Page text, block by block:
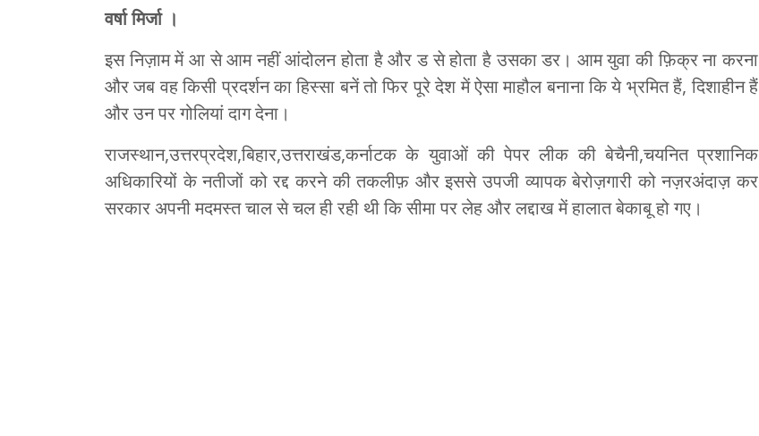
वर्षा मिर्जा ।
इस निज़ाम में आ से आम नहीं आंदोलन होता है और ड से होता है उसका डर। आम युवा की फ़िक्र ना करना
और जब वह किसी प्रदर्शन का हिस्सा बनें तो फिर पूरे देश में ऐसा माहौल बनाना कि ये भ्रमित हैं, दिशाहीन हैं
और उन पर गोलियां दाग देना।
राजस्थान,उत्तरप्रदेश,बिहार,उत्तराखंड,कर्नाटक के युवाओं की पेपर लीक की बेचैनी,चयनित प्रशानिक
अधिकारियों के नतीजों को रद्द करने की तकलीफ़ और इससे उपजी व्यापक बेरोज़गारी को नज़रअंदाज़ कर
सरकार अपनी मदमस्त चाल से चल ही रही थी कि सीमा पर लेह और लद्दाख में हालात बेकाबू हो गए।